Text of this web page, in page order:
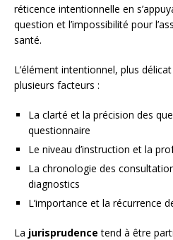
réticence intentionnelle en
question et l’impossibilité pour
santé.
L’élément intentionnel, plus
plusieurs facteurs :
La clarté et la précision des
questionnaire
Le niveau d’instruction et la
La chronologie des
diagnostics
L’importance et la récurrence
La jurisprudence tend à être